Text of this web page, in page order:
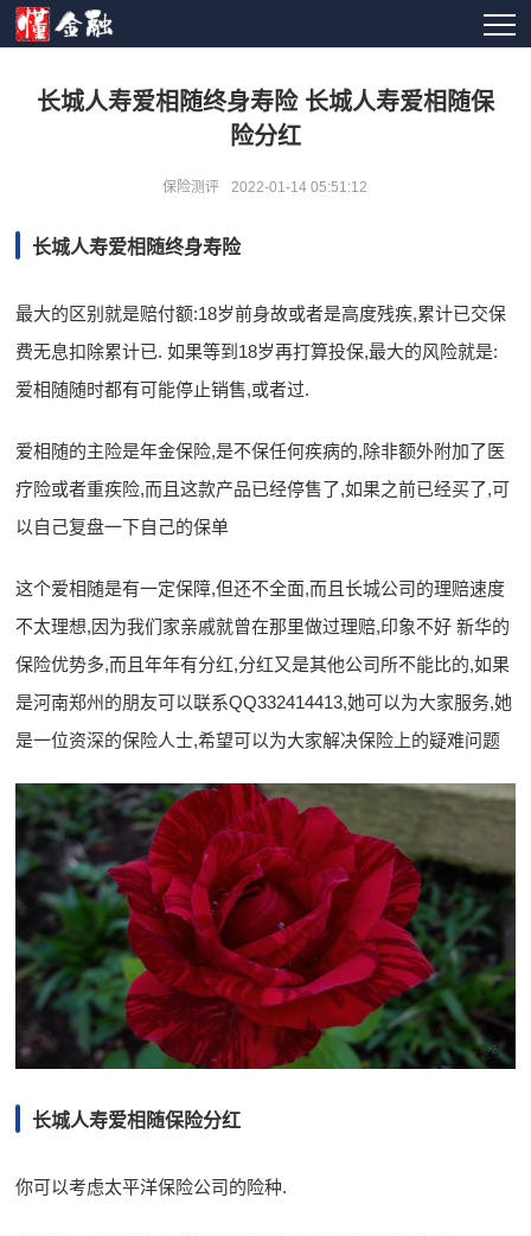
长城人寿爱相随终身寿险 长城人寿爱相随保
险分红
保险测评 2022-01-14 05:51:12
长城人寿爱相随终身寿险
最大的区别就是赔付额:18岁前身故或者是高度残疾,累计已交保
费无息扣除累计已. 如果等到18岁再打算投保,最大的风险就是:
爱相随随时都有可能停止销售,或者过.
爱相随的主险是年金保险,是不保任何疾病的,除非额外附加了医
疗险或者重疾险,而且这款产品已经停售了,如果之前已经买了,可
以自己复盘一下自己的保单
这个爱相随是有一定保障,但还不全面,而且长城公司的理赔速度
不太理想,因为我们家亲戚就曾在那里做过理赔,印象不好 新华的
保险优势多,而且年年有分红,分红又是其他公司所不能比的,如果
是河南郑州的朋友可以联系QQ332414413,她可以为大家服务,她
是一位资深的保险人士,希望可以为大家解决保险上的疑难问题
长城人寿爱相随保险分红
你可以考虑太平洋保险公司的险种.